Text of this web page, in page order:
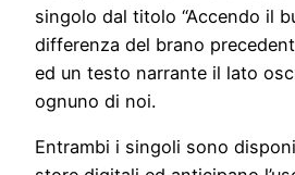
singolo dal titolo “Accendo il
differenza del brano
ed un testo narrante il lato
ognuno di noi.
Entrambi i singoli sono